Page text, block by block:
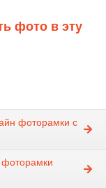
фото в эту
фоторамки с